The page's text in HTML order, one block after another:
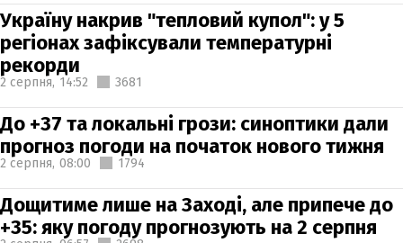
Україну накрив "тепловий купол": у 5
регіонах зафіксували температурні
рекорди
2 серпня, 14:52 3681
До +37 та локальні грози: синоптики дали
прогноз погоди на початок нового тижня
2 серпня, 08:00 1794
Дощитиме лише на Заході, але припече до
+35: яку погоду прогнозують на 2 серпня